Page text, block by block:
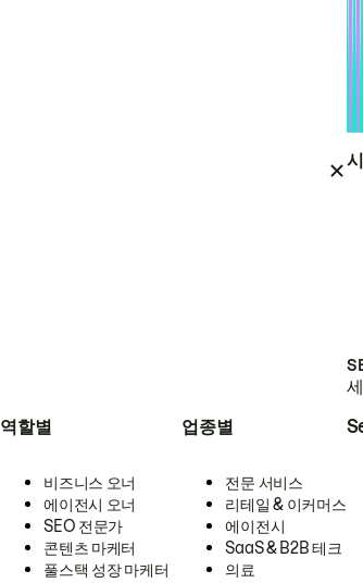
역할별
비즈니스 오너
에이전시 오너
SEO 전문가
콘텐츠 마케터
풀스택 성장 마케터
업종별
전문 서비스
리테일 & 이커머스
에이전시
SaaS & B2B 테크
의료